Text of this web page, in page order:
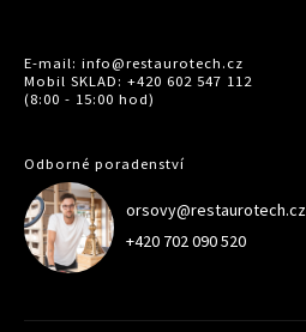
E-mail: info@restaurotech.cz
Mobil SKLAD: +420 602 547 112
(8:00 - 15:00 hod)
Odborné poradenství
orsovy@restaurotech.cz
+420 702 090 520